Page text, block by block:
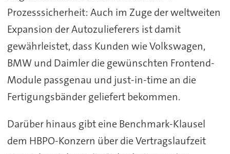
Prozesssicherheit: Auch im Zuge der weltweiten
Expansion der Autozulieferers ist damit
gewährleistet, dass Kunden wie Volkswagen,
BMW und Daimler die gewünschten Frontend-
Module passgenau und just-in-time an die
Fertigungsbänder geliefert bekommen.
Darüber hinaus gibt eine Benchmark-Klausel
dem HBPO-Konzern über die Vertragslaufzeit